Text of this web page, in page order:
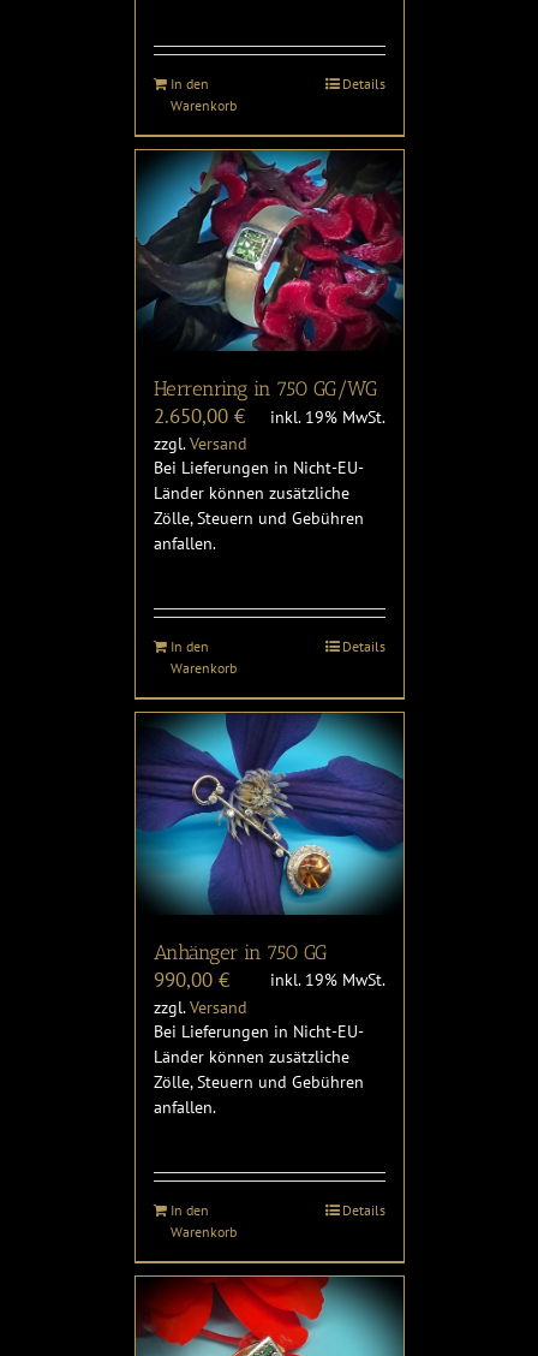
In den
Warenkorb
Details
Herrenring in 750 GG/WG
2.650,00 €
inkl. 19% MwSt.
zzgl.Versand
Bei Lieferungen in Nicht-EU-
Länder können zusätzliche
Zölle, Steuern und Gebühren
anfallen.
In den
Warenkorb
Details
Anhänger in 750 GG
990,00 €
inkl. 19% MwSt.
zzgl.Versand
Bei Lieferungen in Nicht-EU-
Länder können zusätzliche
Zölle, Steuern und Gebühren
anfallen.
In den
Warenkorb
Details